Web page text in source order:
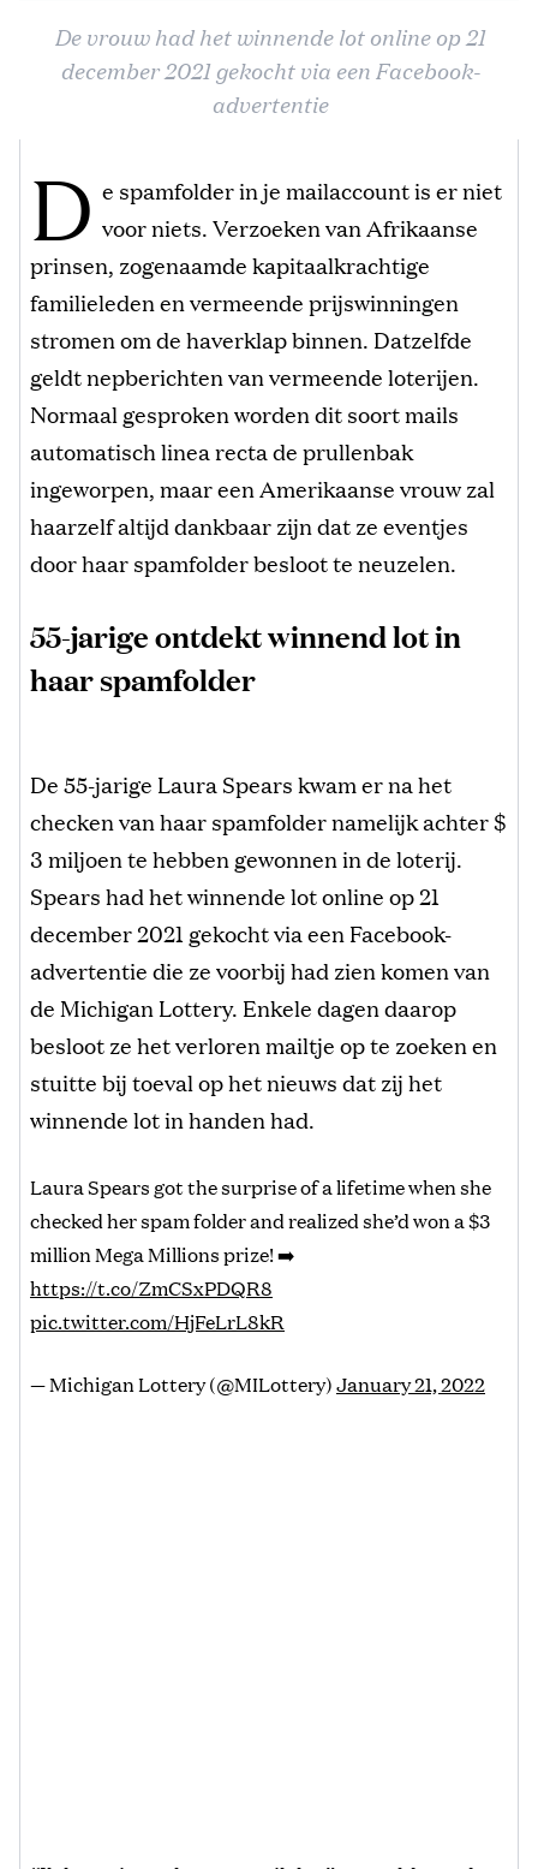
De vrouw had het winnende lot online op 21
december 2021 gekocht via een Facebook-
advertentie
D e spamfolder in je mailaccount is er niet
voor niets. Verzoeken van Afrikaanse
prinsen, zogenaamde kapitaalkrachtige
familieleden en vermeende prijswinningen
stromen om de haverklap binnen. Datzelfde
geldt nepberichten van vermeende loterijen.
Normaal gesproken worden dit soort mails
automatisch linea recta de prullenbak
ingeworpen, maar een Amerikaanse vrouw zal
haarzelf altijd dankbaar zijn dat ze eventjes
door haar spamfolder besloot te neuzelen.
55-jarige ontdekt winnend lot in
haar spamfolder
De 55-jarige Laura Spears kwam er na het
checken van haar spamfolder namelijk achter $
3 miljoen te hebben gewonnen in de loterij.
Spears had het winnende lot online op 21
december 2021 gekocht via een Facebook-
advertentie die ze voorbij had zien komen van
de Michigan Lottery. Enkele dagen daarop
besloot ze het verloren mailtje op te zoeken en
stuitte bij toeval op het nieuws dat zij het
winnende lot in handen had.
Laura Spears got the surprise of a lifetime when she
checked her spam folder and realized she’d won a $3
million Mega Millions prize! ➡️
https://t.co/ZmCSxPDQR8
pic.twitter.com/HjFeLrL8kR
— Michigan Lottery (@MILottery)January 21, 2022